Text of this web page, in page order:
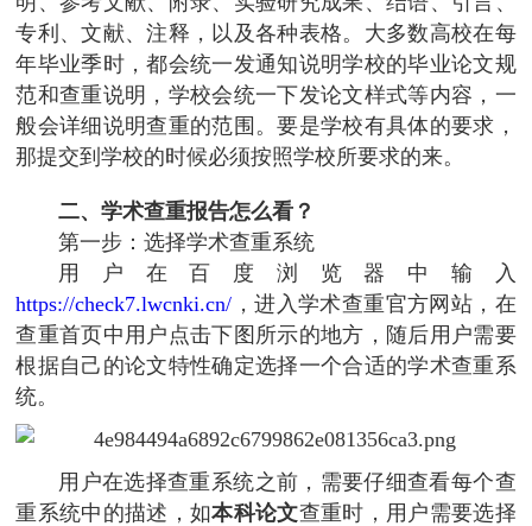
专利、文献、注释，以及各种表格。大多数高校在每
年毕业季时，都会统一发通知说明学校的毕业论文规
范和查重说明，学校会统一下发论文样式等内容，一
般会详细说明查重的范围。要是学校有具体的要求，
那提交到学校的时候必须按照学校所要求的来。
二、学术查重报告怎么看？
第一步：选择学术查重系统
用户在百度浏览器中输入
https://check7.lwcnki.cn/ ，进入学术查重官方网站，在
查重首页中用户点击下图所示的地方，随后用户需要
根据自己的论文特性确定选择一个合适的学术查重系
统。
用户在选择查重系统之前，需要仔细查看每个查
重系统中的描述，如本科论文查重时，用户需要选择